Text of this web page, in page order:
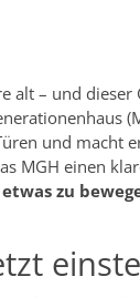
alt – und dieser
und macht
MGH einen
zu